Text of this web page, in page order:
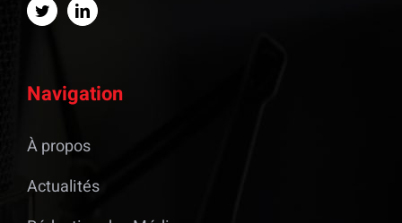
Navigation
À propos
Actualités